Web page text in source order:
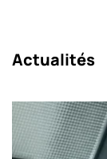
Actualités